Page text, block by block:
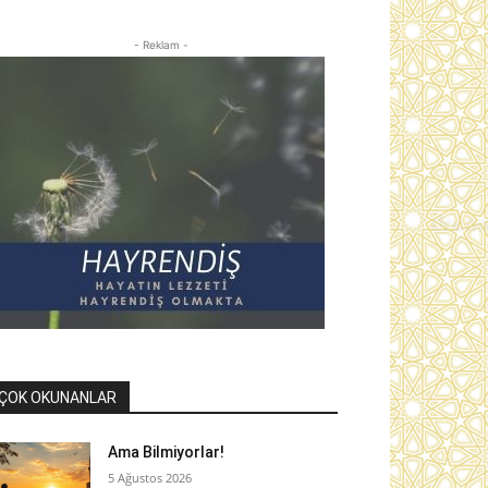
- Reklam -
OKUNANLAR
Ama Bilmiyorlar!
5 Ağustos 2026